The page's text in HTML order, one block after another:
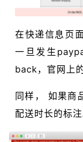
在快递信息页
一旦发生
back，官网上
同样， 如果商
配送时长的标注